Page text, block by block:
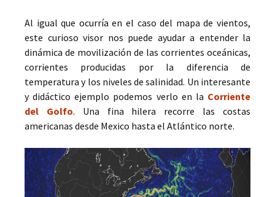
Al igual que ocurría en el caso del mapa de vientos,
este curioso visor nos puede ayudar a entender la
dinámica de movilización de las corrientes oceánicas,
corrientes producidas por la diferencia de
temperatura y los niveles de salinidad. Un interesante
y didáctico ejemplo podemos verlo en la Corriente
del Golfo. Una fina hilera recorre las costas
americanas desde Mexico hasta el Atlántico norte.